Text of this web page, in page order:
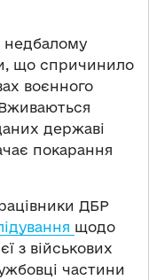
недбалому
що спричинило
воєнного
державі
покарання
ДБР
щодо
з військових
частини